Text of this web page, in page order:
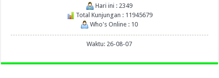
Hari ini : 2349
Total Kunjungan : 11945679
Who's Online : 10
Waktu: 26-08-07